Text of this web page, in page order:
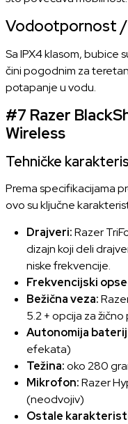
Vodootpornost
Sa IPX4 klasom, bubice
čini pogodnim za
potapanje u vodu.
#7 Razer
Wireless
Tehničke
Prema specifikacijama
ovo su ključne
Drajveri:Razer
dizajn koji deli
niske frekvencije.
Frekvencijski
Bežična veza:
5.2 + opcija za
Autonomija
efekata)
Težina:oko 280
Mikrofon:Razer
(neodvojiv)
Ostale